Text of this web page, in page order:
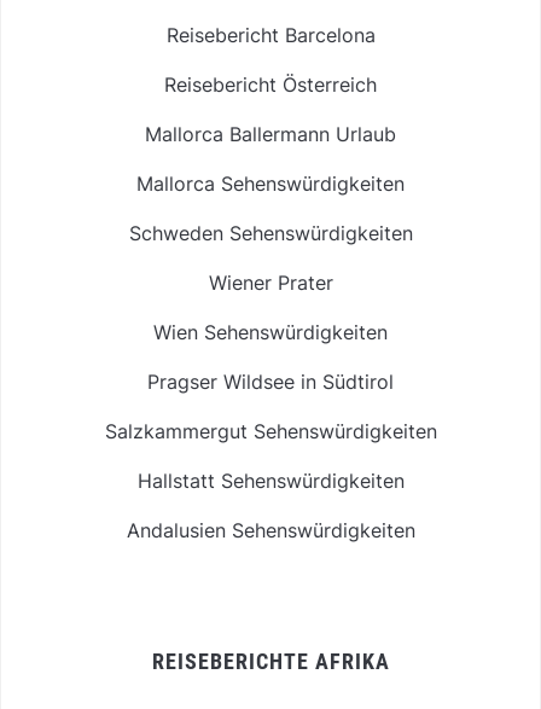
Reisebericht Barcelona
Reisebericht Österreich
Mallorca Ballermann Urlaub
Mallorca Sehenswürdigkeiten
Schweden Sehenswürdigkeiten
Wiener Prater
Wien Sehenswürdigkeiten
Pragser Wildsee in Südtirol
Salzkammergut Sehenswürdigkeiten
Hallstatt Sehenswürdigkeiten
Andalusien Sehenswürdigkeiten
REISEBERICHTE AFRIKA